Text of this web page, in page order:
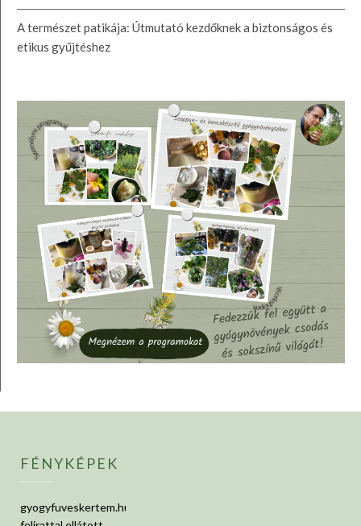
A természet patikája: Útmutató kezdőknek a biztonságos és
etikus gyűjtéshez
FÉNYKÉPEK
gyogyfuveskertem.hu